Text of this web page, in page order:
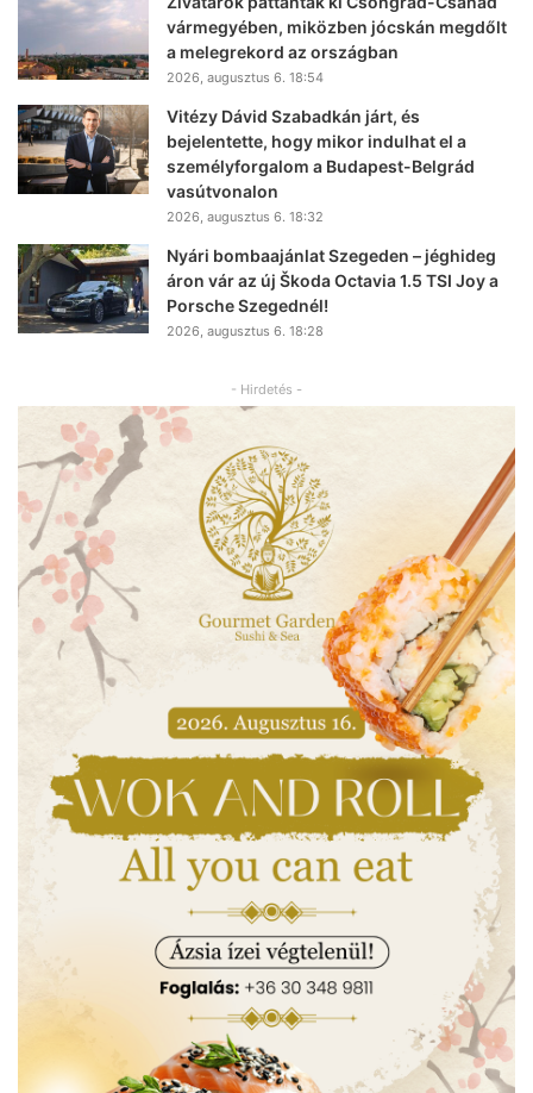
vármegyében, miközben jócskán megdőlt
a melegrekord az országban
2026, augusztus 6. 18:54
Vitézy Dávid Szabadkán járt, és
bejelentette, hogy mikor indulhat el a
személyforgalom a Budapest-Belgrád
vasútvonalon
2026, augusztus 6. 18:32
Nyári bombaajánlat Szegeden – jéghideg
áron vár az új Škoda Octavia 1.5 TSI Joy a
Porsche Szegednél!
2026, augusztus 6. 18:28
- Hirdetés -